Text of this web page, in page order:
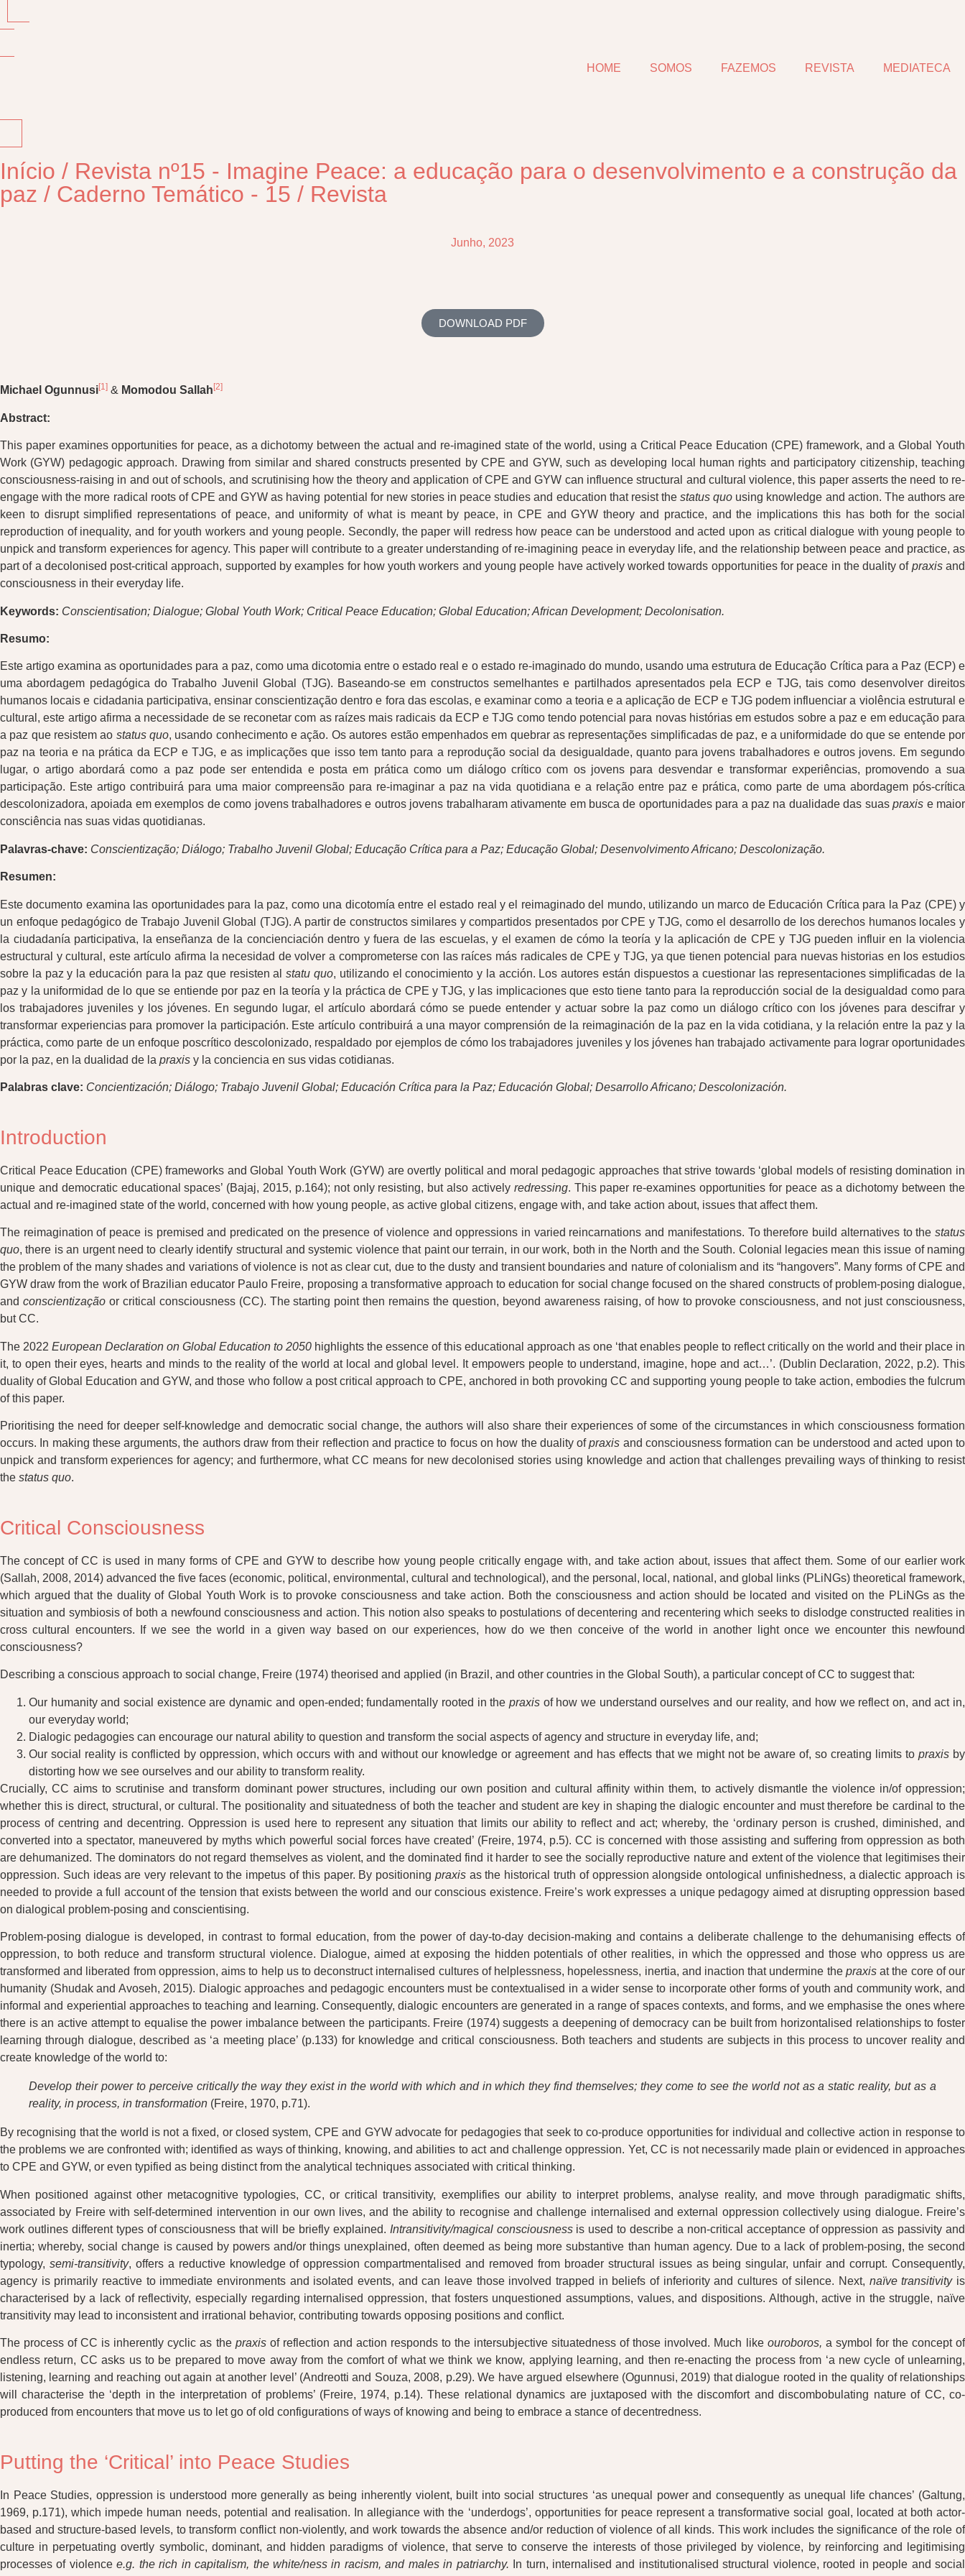
HOME SOMOS FAZEMOS REVISTA MEDIATECA
Início / Revista nº15 - Imagine Peace: a educação para o desenvolvimento e a construção da
paz / Caderno Temático - 15 / Revista
Junho, 2023
DOWNLOAD PDF
Michael Ogunnusi[1] & Momodou Sallah [2]
Abstract:
This paper examines opportunities for peace, as a dichotomy between the actual and re-imagined state of the world, using a Critical Peace Education (CPE) framework, and a Global Youth
Work (GYW) pedagogic approach. Drawing from similar and shared constructs presented by CPE and GYW, such as developing local human rights and participatory citizenship, teaching
consciousness-raising in and out of schools, and scrutinising how the theory and application of CPE and GYW can influence structural and cultural violence, this paper asserts the need to re-
engage with the more radical roots of CPE and GYW as having potential for new stories in peace studies and education that resist the status quo using knowledge and action. The authors are
keen to disrupt simplified representations of peace, and uniformity of what is meant by peace, in CPE and GYW theory and practice, and the implications this has both for the social
reproduction of inequality, and for youth workers and young people. Secondly, the paper will redress how peace can be understood and acted upon as critical dialogue with young people to
unpick and transform experiences for agency. This paper will contribute to a greater understanding of re-imagining peace in everyday life, and the relationship between peace and practice, as
part of a decolonised post-critical approach, supported by examples for how youth workers and young people have actively worked towards opportunities for peace in the duality of praxisand
consciousness in their everyday life.
Keywords: Conscientisation; Dialogue; Global Youth Work; Critical Peace Education; Global Education; African Development; Decolonisation.
Resumo:
Este artigo examina as oportunidades para a paz, como uma dicotomia entre o estado real e o estado re-imaginado do mundo, usando uma estrutura de Educação Crítica para a Paz (ECP) e
uma abordagem pedagógica do Trabalho Juvenil Global (TJG). Baseando-se em constructos semelhantes e partilhados apresentados pela ECP e TJG, tais como desenvolver direitos
humanos locais e cidadania participativa, ensinar conscientização dentro e fora das escolas, e examinar como a teoria e a aplicação de ECP e TJG podem influenciar a violência estrutural e
cultural, este artigo afirma a necessidade de se reconetar com as raízes mais radicais da ECP e TJG como tendo potencial para novas histórias em estudos sobre a paz e em educação para
a paz que resistem ao status quo, usando conhecimento e ação. Os autores estão empenhados em quebrar as representações simplificadas de paz, e a uniformidade do que se entende por
paz na teoria e na prática da ECP e TJG, e as implicações que isso tem tanto para a reprodução social da desigualdade, quanto para jovens trabalhadores e outros jovens. Em segundo
lugar, o artigo abordará como a paz pode ser entendida e posta em prática como um diálogo crítico com os jovens para desvendar e transformar experiências, promovendo a sua
participação. Este artigo contribuirá para uma maior compreensão para re-imaginar a paz na vida quotidiana e a relação entre paz e prática, como parte de uma abordagem pós-crítica
descolonizadora, apoiada em exemplos de como jovens trabalhadores e outros jovens trabalharam ativamente em busca de oportunidades para a paz na dualidade das suaspraxis e maior
consciência nas suas vidas quotidianas.
Palavras-chave: Conscientização; Diálogo; Trabalho Juvenil Global; Educação Crítica para a Paz; Educação Global; Desenvolvimento Africano; Descolonização.
Resumen:
Este documento examina las oportunidades para la paz, como una dicotomía entre el estado real y el reimaginado del mundo, utilizando un marco de Educación Crítica para la Paz (CPE) y
un enfoque pedagógico de Trabajo Juvenil Global (TJG). A partir de constructos similares y compartidos presentados por CPE y TJG, como el desarrollo de los derechos humanos locales y
la ciudadanía participativa, la enseñanza de la concienciación dentro y fuera de las escuelas, y el examen de cómo la teoría y la aplicación de CPE y TJG pueden influir en la violencia
estructural y cultural, este artículo afirma la necesidad de volver a comprometerse con las raíces más radicales de CPE y TJG, ya que tienen potencial para nuevas historias en los estudios
sobre la paz y la educación para la paz que resisten alstatu quo, utilizando el conocimiento y la acción. Los autores están dispuestos a cuestionar las representaciones simplificadas de la
paz y la uniformidad de lo que se entiende por paz en la teoría y la práctica de CPE y TJG, y las implicaciones que esto tiene tanto para la reproducción social de la desigualdad como para
los trabajadores juveniles y los jóvenes. En segundo lugar, el artículo abordará cómo se puede entender y actuar sobre la paz como un diálogo crítico con los jóvenes para descifrar y
transformar experiencias para promover la participación. Este artículo contribuirá a una mayor comprensión de la reimaginación de la paz en la vida cotidiana, y la relación entre la paz y la
práctica, como parte de un enfoque poscrítico descolonizado, respaldado por ejemplos de cómo los trabajadores juveniles y los jóvenes han trabajado activamente para lograr oportunidades
por la paz, en la dualidad de la praxis y la conciencia en sus vidas cotidianas.
Palabras clave: Concientización; Diálogo; Trabajo Juvenil Global; Educación Crítica para la Paz; Educación Global; Desarrollo Africano; Descolonización.
Introduction
Critical Peace Education (CPE) frameworks and Global Youth Work (GYW) are overtly political and moral pedagogic approaches that strive towards ‘global models of resisting domination in
unique and democratic educational spaces’ (Bajaj, 2015, p.164); not only resisting, but also actively redressing. This paper re-examines opportunities for peace as a dichotomy between the
actual and re-imagined state of the world, concerned with how young people, as active global citizens, engage with, and take action about, issues that affect them.
The reimagination of peace is premised and predicated on the presence of violence and oppressions in varied reincarnations and manifestations. To therefore build alternatives to the status
quo, there is an urgent need to clearly identify structural and systemic violence that paint our terrain, in our work, both in the North and the South. Colonial legacies mean this issue of naming
the problem of the many shades and variations of violence is not as clear cut, due to the dusty and transient boundaries and nature of colonialism and its “hangovers”. Many forms of CPE and
GYW draw from the work of Brazilian educator Paulo Freire, proposing a transformative approach to education for social change focused on the shared constructs of problem-posing dialogue,
and conscientizaçãoor critical consciousness (CC). The starting point then remains the question, beyond awareness raising, of how to provoke consciousness, and not just consciousness,
but CC.
The 2022 European Declaration on Global Education to 2050 highlights the essence of this educational approach as one ‘that enables people to reflect critically on the world and their place in
it, to open their eyes, hearts and minds to the reality of the world at local and global level. It empowers people to understand, imagine, hope and act…’. (Dublin Declaration, 2022, p.2). This
duality of Global Education and GYW, and those who follow a post critical approach to CPE, anchored in both provoking CC and supporting young people to take action, embodies the fulcrum
of this paper.
Prioritising the need for deeper self‐knowledge and democratic social change, the authors will also share their experiences of some of the circumstances in which consciousness formation
occurs. In making these arguments, the authors draw from their reflection and practice to focus on how the duality ofpraxis and consciousness formation can be understood and acted upon to
unpick and transform experiences for agency; and furthermore, what CC means for new decolonised stories using knowledge and action that challenges prevailing ways of thinking to resist
the status quo.
Critical Consciousness
The concept of CC is used in many forms of CPE and GYW to describe how young people critically engage with, and take action about, issues that affect them. Some of our earlier work
(Sallah, 2008, 2014) advanced the five faces (economic, political, environmental, cultural and technological), and the personal, local, national, and global links (PLiNGs) theoretical framework,
which argued that the duality of Global Youth Work is to provoke consciousness and take action. Both the consciousness and action should be located and visited on the PLiNGs as the
situation and symbiosis of both a newfound consciousness and action. This notion also speaks to postulations of decentering and recentering which seeks to dislodge constructed realities in
cross cultural encounters. If we see the world in a given way based on our experiences, how do we then conceive of the world in another light once we encounter this newfound
consciousness?
Describing a conscious approach to social change, Freire (1974) theorised and applied (in Brazil, and other countries in the Global South), a particular concept of CC to suggest that:
Our humanity and social existence are dynamic and open-ended; fundamentally rooted in the praxisof how we understand ourselves and our reality, and how we reflect on, and act in,
our everyday world;
Dialogic pedagogies can encourage our natural ability to question and transform the social aspects of agency and structure in everyday life, and;
Our social reality is conflicted by oppression, which occurs with and without our knowledge or agreement and has effects that we might not be aware of, so creating limits to praxisby
distorting how we see ourselves and our ability to transform reality.
Crucially, CC aims to scrutinise and transform dominant power structures, including our own position and cultural affinity within them, to actively dismantle the violence in/of oppression;
whether this is direct, structural, or cultural. The positionality and situatedness of both the teacher and student are key in shaping the dialogic encounter and must therefore be cardinal to the
process of centring and decentring. Oppression is used here to represent any situation that limits our ability to reflect and act; whereby, the ‘ordinary person is crushed, diminished, and
converted into a spectator, maneuvered by myths which powerful social forces have created’ (Freire, 1974, p.5). CC is concerned with those assisting and suffering from oppression as both
are dehumanized. The dominators do not regard themselves as violent, and the dominated find it harder to see the socially reproductive nature and extent of the violence that legitimises their
oppression. Such ideas are very relevant to the impetus of this paper. By positioning praxisas the historical truth of oppression alongside ontological unfinishedness, a dialectic approach is
needed to provide a full account of the tension that exists between the world and our conscious existence. Freire’s work expresses a unique pedagogy aimed at disrupting oppression based
on dialogical problem-posing and conscientising.
Problem-posing dialogue is developed, in contrast to formal education, from the power of day-to-day decision-making and contains a deliberate challenge to the dehumanising effects of
oppression, to both reduce and transform structural violence. Dialogue, aimed at exposing the hidden potentials of other realities, in which the oppressed and those who oppress us are
transformed and liberated from oppression, aims to help us to deconstruct internalised cultures of helplessness, hopelessness, inertia, and inaction that undermine the praxisat the core of our
humanity (Shudak and Avoseh, 2015). Dialogic approaches and pedagogic encounters must be contextualised in a wider sense to incorporate other forms of youth and community work, and
informal and experiential approaches to teaching and learning. Consequently, dialogic encounters are generated in a range of spaces contexts, and forms, and we emphasise the ones where
there is an active attempt to equalise the power imbalance between the participants. Freire (1974) suggests a deepening of democracy can be built from horizontalised relationships to foster
learning through dialogue, described as ‘a meeting place’ (p.133) for knowledge and critical consciousness. Both teachers and students are subjects in this process to uncover reality and
create knowledge of the world to:
Develop their power to perceive critically the way they exist in the world with which and in which they find themselves; they come to see the world not as a static reality, but as a
reality, in process, in transformation (Freire, 1970, p.71).
By recognising that the world is not a fixed, or closed system, CPE and GYW advocate for pedagogies that seek to co-produce opportunities for individual and collective action in response to
the problems we are confronted with; identified as ways of thinking, knowing, and abilities to act and challenge oppression. Yet, CC is not necessarily made plain or evidenced in approaches
to CPE and GYW, or even typified as being distinct from the analytical techniques associated with critical thinking.
When positioned against other metacognitive typologies, CC, or critical transitivity, exemplifies our ability to interpret problems, analyse reality, and move through paradigmatic shifts,
associated by Freire with self-determined intervention in our own lives, and the ability to recognise and challenge internalised and external oppression collectively using dialogue. Freire’s
work outlines different types of consciousness that will be briefly explained. Intransitivity/magical consciousnessis used to describe a non-critical acceptance of oppression as passivity and
inertia; whereby, social change is caused by powers and/or things unexplained, often deemed as being more substantive than human agency. Due to a lack of problem-posing, the second
typology, semi-transitivity, offers a reductive knowledge of oppression compartmentalised and removed from broader structural issues as being singular, unfair and corrupt. Consequently,
agency is primarily reactive to immediate environments and isolated events, and can leave those involved trapped in beliefs of inferiority and cultures of silence. Next, naïve transitivityis
characterised by a lack of reflectivity, especially regarding internalised oppression, that fosters unquestioned assumptions, values, and dispositions. Although, active in the struggle, naïve
transitivity may lead to inconsistent and irrational behavior, contributing towards opposing positions and conflict.
The process of CC is inherently cyclic as the praxisof reflection and action responds to the intersubjective situatedness of those involved. Much like ouroboros, a symbol for the concept of
endless return, CC asks us to be prepared to move away from the comfort of what we think we know, applying learning, and then re-enacting the process from ‘a new cycle of unlearning,
listening, learning and reaching out again at another level’ (Andreotti and Souza, 2008, p.29). We have argued elsewhere (Ogunnusi, 2019) that dialogue rooted in the quality of relationships
will characterise the ‘depth in the interpretation of problems’ (Freire, 1974, p.14). These relational dynamics are juxtaposed with the discomfort and discombobulating nature of CC, co-
produced from encounters that move us to let go of old configurations of ways of knowing and being to embrace a stance of decentredness.
Putting the ‘Critical’ into Peace Studies
In Peace Studies, oppression is understood more generally as being inherently violent, built into social structures ‘as unequal power and consequently as unequal life chances’ (Galtung,
1969, p.171), which impede human needs, potential and realisation. In allegiance with the ‘underdogs’, opportunities for peace represent a transformative social goal, located at both actor-
based and structure-based levels, to transform conflict non-violently, and work towards the absence and/or reduction of violence of all kinds. This work includes the significance of the role of
culture in perpetuating overtly symbolic, dominant, and hidden paradigms of violence, that serve to conserve the interests of those privileged by violence, by reinforcing and legitimising
processes of violencee.g. the rich in capitalism, the white/ness in racism, and males in patriarchy. In turn, internalised and institutionalised structural violence, rooted in people and social